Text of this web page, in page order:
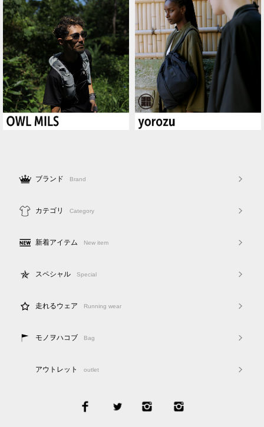
ブランド Brand
カテゴリ Category
新着アイテム New item
スペシャル Special
走れるウェア Running wear
モノヲハコブ Bag
アウトレット outlet